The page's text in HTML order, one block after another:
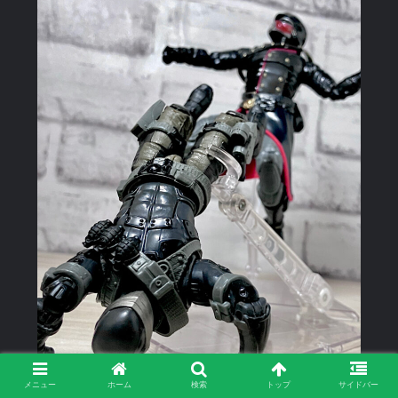
メニュー ホーム 検索 トップ サイドバー